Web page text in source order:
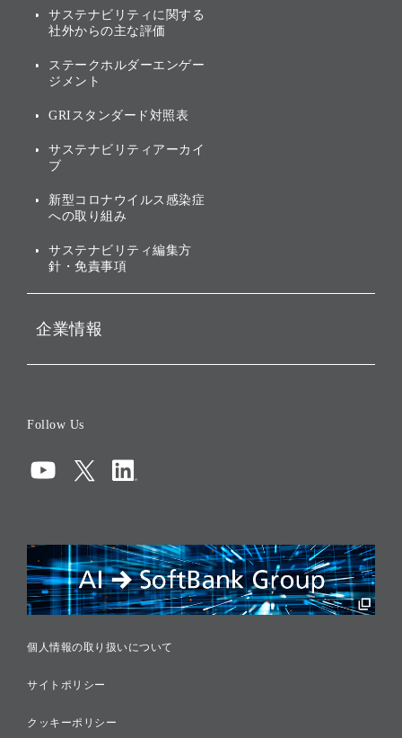
[AI] What dreams are made
その他
グループ企業一覧
業績・財務
アニュアルレポート
株主・投資家情報（IR）に
トップメッセージ
サステナビリティの考え方
ガバナンス
投資先のサステナビリティ
サステナビリティに関する
社外からの主な評価
ステークホルダーエンゲー
ジメント
GRIスタンダード対照表
サステナビリティアーカイ
ブ
新型コロナウイルス感染症
への取り組み
サステナビリティ編集方
針・免責事項
企業情報
コンプライアンス
リスクマネジメント
税務に対する取り組み
採用情報
Follow Us
個人情報の取り扱いについて
サイトポリシー
クッキーポリシー